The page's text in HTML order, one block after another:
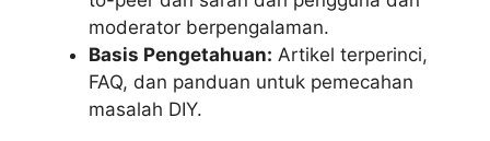
moderator berpengalaman.
Basis Pengetahuan: Artikel terperinci,
FAQ, dan panduan untuk pemecahan
masalah DIY.